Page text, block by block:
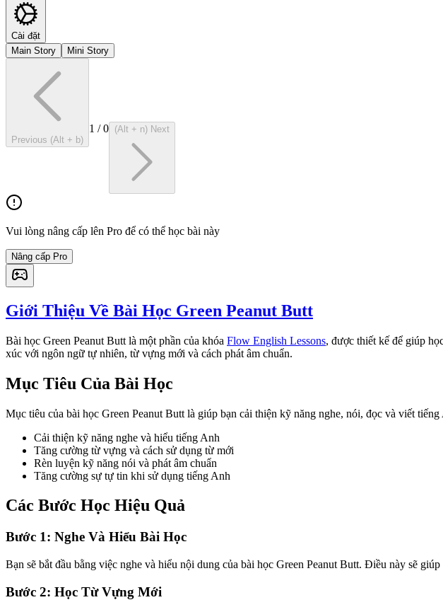
Cài đặt
Main Story
Mini Story
Previous (Alt + b)
1 /0 (Alt + n) Next
Vui lòng nâng cấp lên Pro để có thể học bài này
Nâng cấp Pro
Giới Thiệu Về Bài Học Green Peanut Butt
Bài học Green Peanut Butt là một phần của khóa Flow English Lessons, được thiết kế để giúp
xúc với ngôn ngữ tự nhiên, từ vựng mới và cách phát âm chuẩn.
Mục Tiêu Của Bài Học
Mục tiêu của bài học Green Peanut Butt là giúp bạn cải thiện kỹ năng nghe, nói, đọc và viết tiếng
Cải thiện kỹ năng nghe và hiểu tiếng Anh
Tăng cường từ vựng và cách sử dụng từ mới
Rèn luyện kỹ năng nói và phát âm chuẩn
Tăng cường sự tự tin khi sử dụng tiếng Anh
Các Bước Học Hiệu Quả
Bước 1: Nghe Và Hiểu Bài Học
Bạn sẽ bắt đầu bằng việc nghe và hiểu nội dung của bài học Green Peanut Butt. Điều này sẽ
Bước 2: Học Từ Vựng Mới